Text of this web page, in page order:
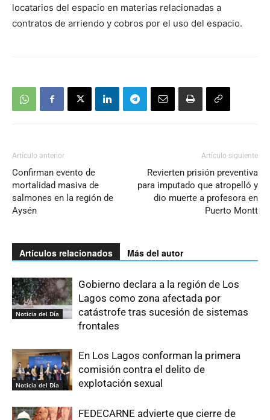
locatarios del espacio en materias relacionadas a
contratos de arriendo y cobros por el uso del espacio.
Artículo anterior
Confirman evento de
mortalidad masiva de
salmones en la región de
Aysén
Artículo siguiente
Revierten prisión preventiva
para imputado que atropelló y
dio muerte a profesora en
Puerto Montt
Artículos relacionados Más del autor
Noticia del Día
Gobierno declara a la región de Los
Lagos como zona afectada por
catástrofe tras sucesión de sistemas
frontales
Noticia del Día
En Los Lagos conforman la primera
comisión contra el delito de
explotación sexual
FEDECARNE advierte que cierre de